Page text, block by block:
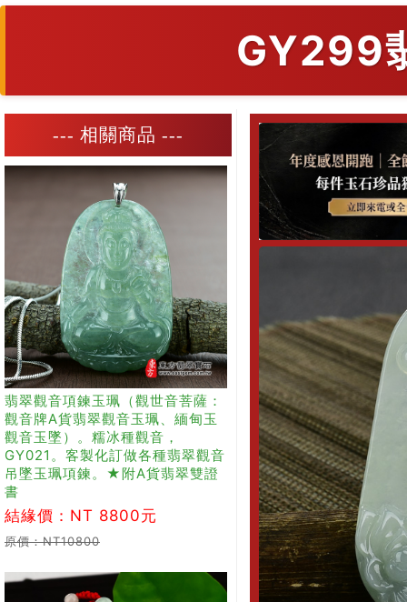
GY299
--- 相關商品 ---
翡翠觀音項鍊玉珮（觀世音菩薩：
觀音牌A貨翡翠觀音玉珮、緬甸玉
觀音玉墜）。糯冰種觀音，
GY021。客製化訂做各種翡翠觀音
吊墜玉珮項鍊。★附A貨翡翠雙證
書
結緣價：NT 8800元
原價：NT10800